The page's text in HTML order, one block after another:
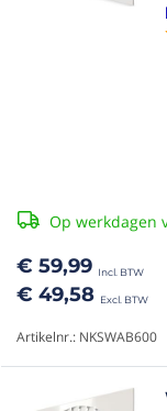
€ 59,99
€ 49,58
Op werkdagen
Artikelnr.: NKSWAB600